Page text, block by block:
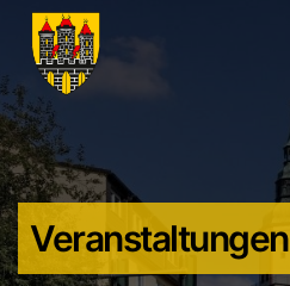
Veranstaltungen